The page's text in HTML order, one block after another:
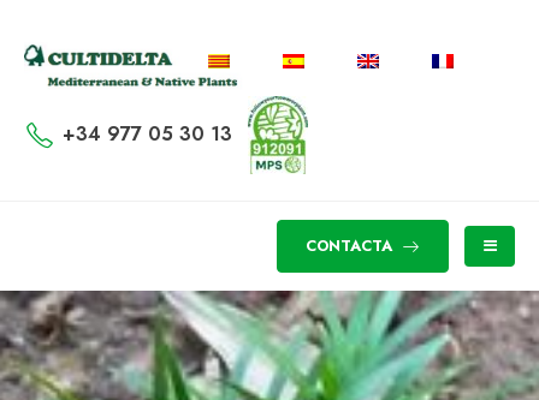
+34 977 05 30 13
CONTACTA